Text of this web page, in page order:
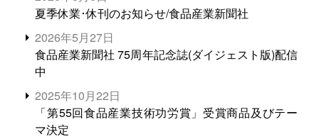
夏季休業･休刊のお知らせ/食品産業新聞社
2026年5月27日
食品産業新聞社 75周年記念誌(ダイジェスト版)配信
中
2025年10月22日
「第55回食品産業技術功労賞」受賞商品及びテー
マ決定